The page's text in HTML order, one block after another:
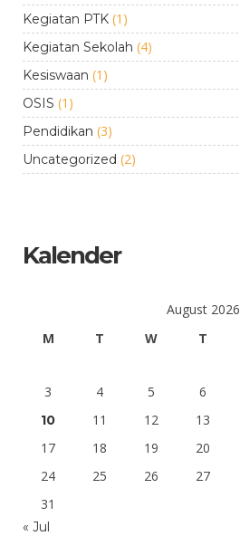
Kegiatan PTK (1)
Kegiatan Sekolah (4)
Kesiswaan (1)
OSIS (1)
Pendidikan (3)
Uncategorized (2)
Kalender
August 2026
M
T W T
3
4 5 6
10 11 12 13
17
18 19 20
24
25 26 27
31
« Jul